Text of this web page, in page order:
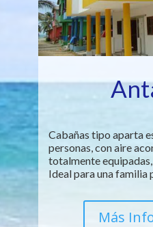
Cabañas tipo aparta
personas, con aire
totalmente
Ideal para una familia
Más